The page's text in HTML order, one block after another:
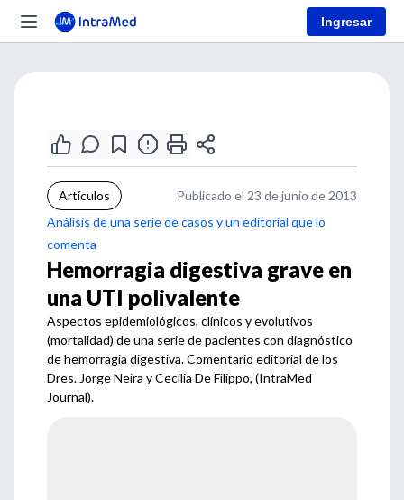
Ingresar
Artículos
Publicado el 23 de junio de 2013
Análisis de una serie de casos y un editorial que lo
comenta
Hemorragia digestiva grave en
una UTI polivalente
Aspectos epidemiológicos, clínicos y evolutivos
(mortalidad) de una serie de pacientes con diagnóstico
de hemorragia digestiva. Comentario editorial de los
Dres. Jorge Neira y Cecilia De Filippo, (IntraMed
Journal).